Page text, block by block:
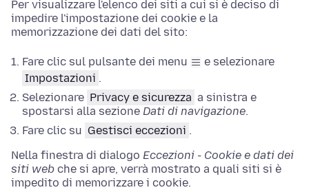
Per visualizzare l'elenco dei siti a cui si è deciso di
impedire l'impostazione dei cookie e la
memorizzazione dei dati del sito:
Fare clic sul pulsante dei menu
e selezionare
Impostazioni .
Selezionare Privacy e sicurezza a sinistra e
spostarsi alla sezione Dati di navigazione.
Fare clic su Gestisci eccezioni .
Nella finestra di dialogo Eccezioni - Cookie e dati dei
siti web che si apre, verrà mostrato a quali siti si è
impedito di memorizzare i cookie.